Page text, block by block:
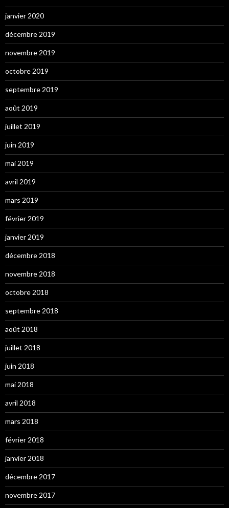
janvier 2020
décembre 2019
novembre 2019
octobre 2019
septembre 2019
août 2019
juillet 2019
juin 2019
mai 2019
avril 2019
mars 2019
février 2019
janvier 2019
décembre 2018
novembre 2018
octobre 2018
septembre 2018
août 2018
juillet 2018
juin 2018
mai 2018
avril 2018
mars 2018
février 2018
janvier 2018
décembre 2017
novembre 2017